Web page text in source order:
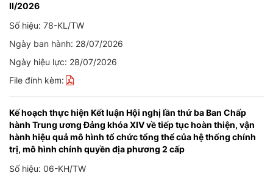
II/2026
Số hiệu: 78-KL/TW
Ngày ban hành: 28/07/2026
Ngày hiệu lực: 28/07/2026
File đính kèm:
Kế hoạch thực hiện Kết luận Hội nghị lần thứ ba Ban Chấp
hành Trung ương Đảng khóa XIV về tiếp tục hoàn thiện, vận
hành hiệu quả mô hình tổ chức tổng thể của hệ thống chính
trị, mô hình chính quyền địa phương 2 cấp
Số hiệu: 06-KH/TW